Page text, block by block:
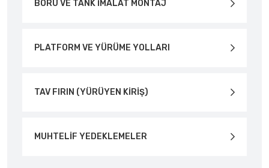
BORU VE TANK İMALAT MONTAJ
PLATFORM VE YÜRÜME YOLLARI
TAV FIRIN (YÜRÜYEN KİRİŞ)
MUHTELİF YEDEKLEMELER